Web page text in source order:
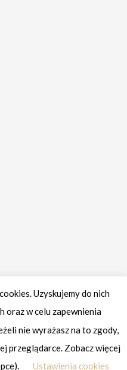
Uzyskujemy do nich
oraz w celu zapewnienia
nie wyrażasz na to zgody,
przeglądarce. Zobacz więcej
Ustawienia cookies